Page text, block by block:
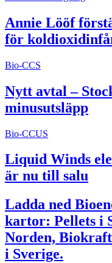
Annie Lööf
för
Bio-CCS
Nytt avtal –
minusutsläpp
Bio-CCUS
Liquid Winds
är nu till salu
Ladda ned
kartor: Pellets i
Norden,
i Sverige.